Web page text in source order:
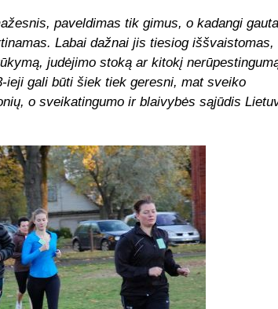
paveldimas tik gimus, o kadangi
Labai dažnai jis tiesiog iššvaistomas,
judėjimo stoką ar kitokį
ieji gali būti šiek tiek geresni, mat sveiko
o sveikatingumo ir blaivybės sąjūdis